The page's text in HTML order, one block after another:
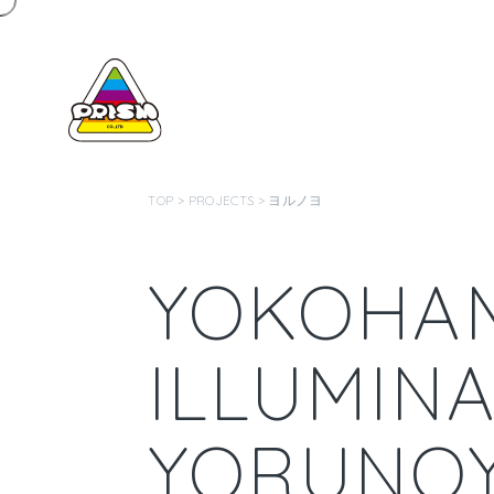
TOP > PROJECTS > ヨルノヨ